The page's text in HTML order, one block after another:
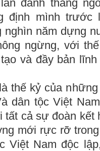
đánh thắng
định mình
nghìn năm dựng
ngừng, với
và đầy bản
thế kỷ của
dân tộc Việt
tất cả sự đoàn kết
mới rực rỡ
Việt Nam độc